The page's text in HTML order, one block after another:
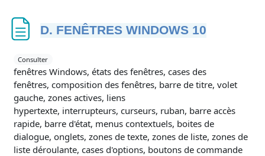
D. FENÊTRES WINDOWS 10
Conditions d’achèvement
Consulter
fenêtres Windows, états des fenêtres, cases des
fenêtres, composition des fenêtres, barre de titre, volet
gauche, zones actives, liens
hypertexte, interrupteurs, curseurs, ruban, barre accès
rapide, barre d'état, menus contextuels, boites de
dialogue, onglets, zones de texte, zones de liste, zones de
liste déroulante, cases d'options, boutons de commande